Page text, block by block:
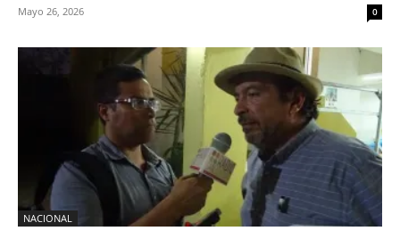
Mayo 26, 2026 0
NACIONAL